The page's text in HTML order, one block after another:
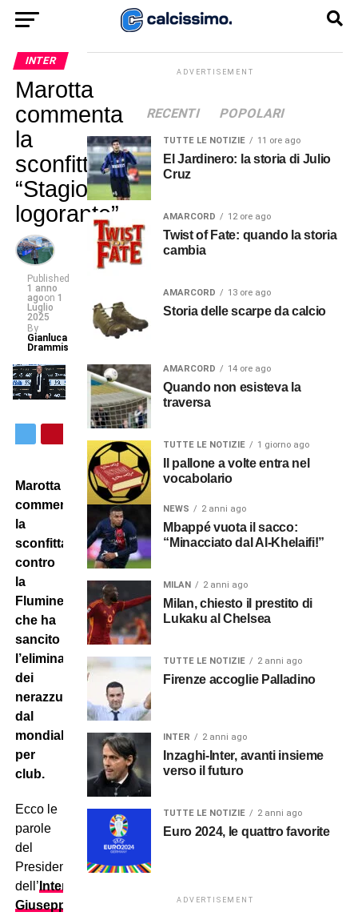
INTER
Marotta
commenta
la
sconfitta:
“Stagione
logorante”
Published
1 anno
agoon 1
Luglio
2025
By
Gianluca
Drammis
Marotta
commenta
la
sconfitta
contro
la
Fluminense
che ha
sancito
l’eliminazione
dei
nerazzurri
dal
mondiale
per
club.
Ecco le
parole
del
Presidente
dell’ Inter
Giuseppe
ADVERTISEMENT
RECENTI POPOLARI
TUTTE LE NOTIZIE 11 ore ago
El Jardinero: la storia di Julio
Cruz
AMARCORD 12 ore ago
Twist of Fate: quando la storia
cambia
AMARCORD 13 ore ago
Storia delle scarpe da calcio
AMARCORD 14 ore ago
Quando non esisteva la
traversa
TUTTE LE NOTIZIE 1 giorno ago
Il pallone a volte entra nel
vocabolario
NEWS 2 anni ago
Mbappé vuota il sacco:
“Minacciato dal Al-Khelaifi!”
MILAN 2 anni ago
Milan, chiesto il prestito di
Lukaku al Chelsea
TUTTE LE NOTIZIE 2 anni ago
Firenze accoglie Palladino
INTER 2 anni ago
Inzaghi-Inter, avanti insieme
verso il futuro
TUTTE LE NOTIZIE 2 anni ago
Euro 2024, le quattro favorite
ADVERTISEMENT